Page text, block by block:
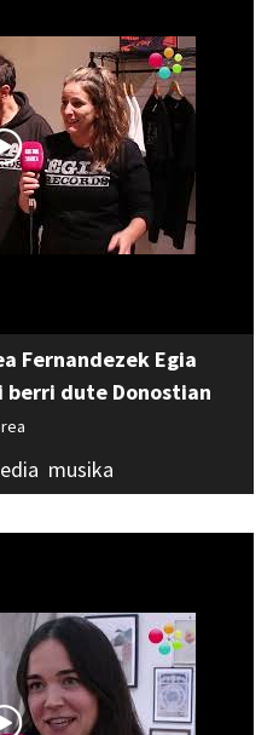
Fernandezek Egia
berri dute Donostian
musika